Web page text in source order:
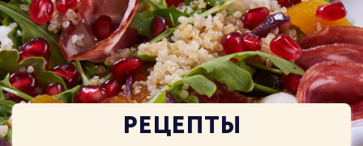
РЕЦЕПТЫ